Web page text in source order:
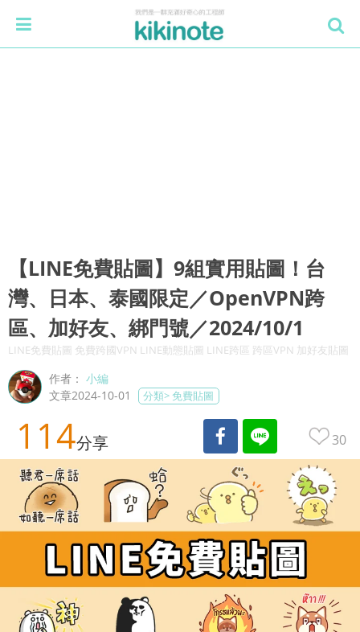
【LINE免費貼圖】9組實用貼圖！台
灣、日本、泰國限定／OpenVPN跨
區、加好友、綁門號／2024/10/1
LINE免費貼圖 免費跨國VPN LINE動態貼圖 LINE跨區 跨區VPN 加好友貼圖
作者：小編
文章2024-10-01
分類>免費貼圖
114分享 30